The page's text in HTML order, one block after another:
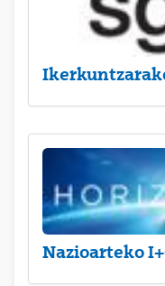
Nazioarteko